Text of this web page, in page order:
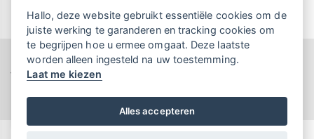
Copyright All Rights Reserved © 2015-2026 UP-TO-DATE
WebDesign
Privacy & Cookies
Locations Algemene Voorwaarden
Hallo, deze website gebruikt essentiële cookies om de
juiste werking te garanderen en tracking cookies om
te begrijpen hoe u ermee omgaat. Deze laatste
worden alleen ingesteld na uw toestemming.
Laat me kiezen
Alles accepteren
een persoonlijke demo.
Maandelijks gratis opleidingen